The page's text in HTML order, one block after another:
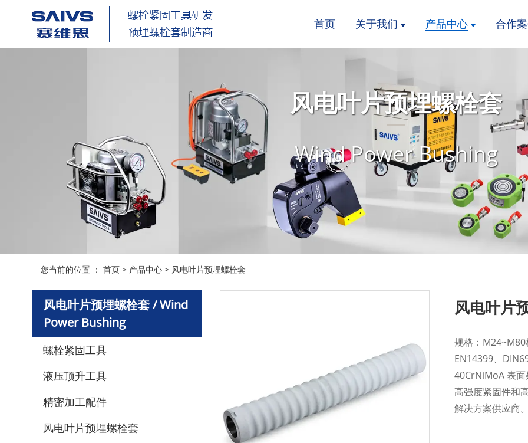
首页 关于我们 产品中心 合作案
风电叶片预埋螺栓套
Wind Power Bushing
您当前的位置 ： 首页> 产品中心> 风电叶片预埋螺栓套
风电叶片预埋螺栓套 / Wind
Power Bushing
螺栓紧固工具
液压顶升工具
精密加工配件
风电叶片预埋螺栓套
风电叶片
规格：M24~M80
EN14399、
40CrNiMoA 表面
高强度紧固件和
解决方案供应商。